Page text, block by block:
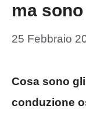
ma
25 Febbraio
Cosa sono
conduzione